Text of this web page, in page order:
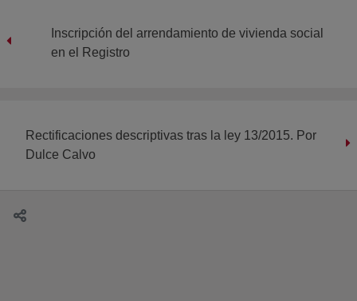
Inscripción del arrendamiento de vivienda social
en el Registro
Rectificaciones descriptivas tras la ley 13/2015. Por
Dulce Calvo